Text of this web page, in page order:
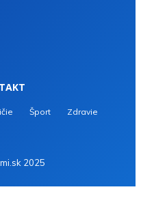
Šport
Zdravie
2025